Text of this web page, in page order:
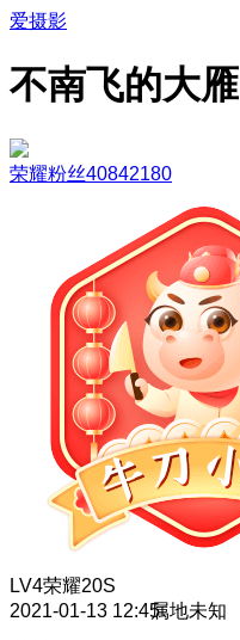
爱摄影
不南飞的大雁
荣耀粉丝40842180
LV4荣耀20S
2021-01-13 12:45属地未知